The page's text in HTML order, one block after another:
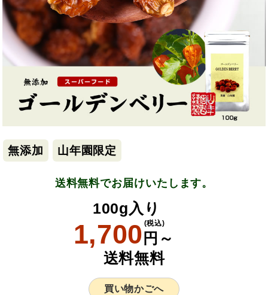
無添加 山年園限定
送料無料でお届けいたします。
100g入り
1,700 円～
(税込)
送料無料
買い物かごへ